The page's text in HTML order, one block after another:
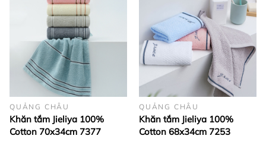
QUẢNG CHÂU
Khăn tắm Jieliya 100%
Cotton 70x34cm 7377
QUẢNG CHÂU
Khăn tắm Jieliya 100%
Cotton 68x34cm 7253